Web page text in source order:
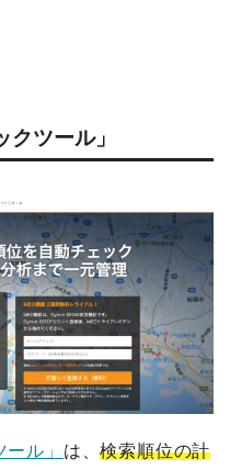
ツール」
ル」 は、検索順位の計